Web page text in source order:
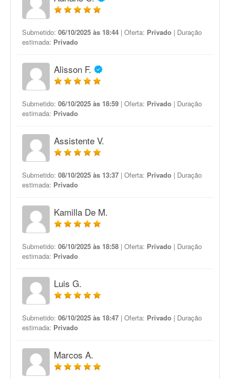
Submetido: 06/10/2025 às 18:44 | Oferta: Privado | Duração
estimada: Privado
Alisson F.
Submetido: 06/10/2025 às 18:59 | Oferta: Privado | Duração
estimada: Privado
Assistente V.
Submetido: 08/10/2025 às 13:37 | Oferta: Privado | Duração
estimada: Privado
Kamilla De M.
Submetido: 06/10/2025 às 18:58 | Oferta: Privado | Duração
estimada: Privado
Luis G.
Submetido: 06/10/2025 às 18:47 | Oferta: Privado | Duração
estimada: Privado
Marcos A.